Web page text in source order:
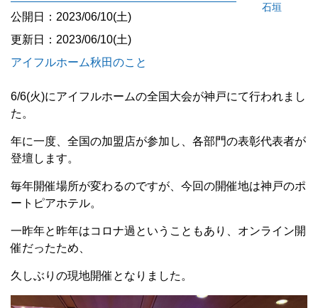
石垣
公開日：2023/06/10(土)
更新日：2023/06/10(土)
アイフルホーム秋田のこと
6/6(火)にアイフルホームの全国大会が神戸にて行われまし
た。
年に一度、全国の加盟店が参加し、各部門の表彰代表者が
登壇します。
毎年開催場所が変わるのですが、今回の開催地は神戸のポ
ートピアホテル。
一昨年と昨年はコロナ過ということもあり、オンライン開
催だったため、
久しぶりの現地開催となりました。